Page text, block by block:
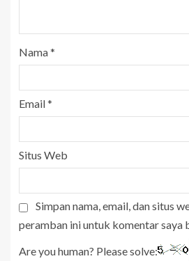
Nama*
Email*
Situs Web
Simpan nama, email, dan situs
peramban ini untuk komentar saya
Are you human? Please solve: